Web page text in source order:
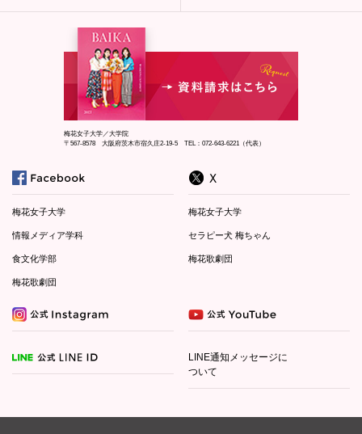
梅花女子大学／大学院
〒567-8578 大阪府茨木市宿久庄2-19-5 TEL：072-643-6221（代表）
梅花女子大学
情報メディア学科
食文化学部
梅花歌劇団
梅花女子大学
セラピー犬 梅ちゃん
梅花歌劇団
LINE通知メッセージに
ついて